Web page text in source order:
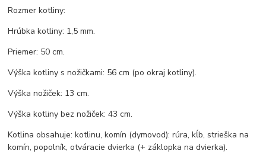
Rozmer kotliny:
Hrúbka kotliny: 1,5 mm.
Priemer: 50 cm.
Výška kotliny s nožičkami: 56 cm (po okraj kotliny).
Výška nožiček: 13 cm.
Výška kotliny bez nožiček: 43 cm.
Kotlina obsahuje: kotlinu, komín (dymovod): rúra, kĺb, strieška na
komín, popolník, otváracie dvierka (+ záklopka na dvierka).